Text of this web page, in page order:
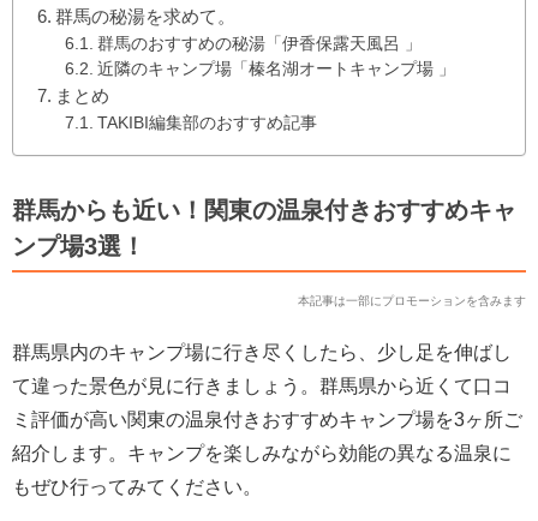
群馬の秘湯を求めて。
群馬のおすすめの秘湯「伊香保露天風呂 」
近隣のキャンプ場「榛名湖オートキャンプ場 」
まとめ
TAKIBI編集部のおすすめ記事
群馬からも近い！関東の温泉付きおすすめキャ
ンプ場3選！
本記事は一部にプロモーションを含みます
群馬県内のキャンプ場に行き尽くしたら、少し足を伸ばし
て違った景色が見に行きましょう。群馬県から近くて口コ
ミ評価が高い関東の温泉付きおすすめキャンプ場を3ヶ所ご
紹介します。キャンプを楽しみながら効能の異なる温泉に
もぜひ行ってみてください。